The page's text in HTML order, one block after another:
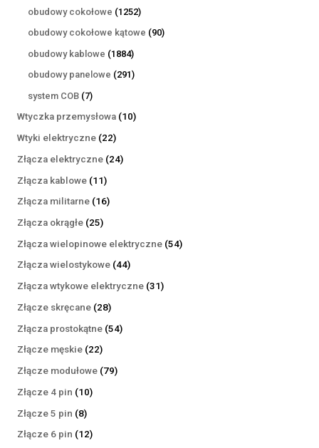
obudowy cokołowe 12521252
produkty
obudowy cokołowe kątowe 9090
obudowy kablowe 18841884
produkty
obudowy panelowe 291291
system COB 77
produktów
Wtyczka przemysłowa 1010
Wtyki elektryczne 2222
produkty
Złącza elektryczne 2424
Złącza kablowe 1111
produktów
Złącza militarne 1616
Złącza okrągłe 2525
produktów
Złącza wielopinowe elektryczne 5454
Złącza wielostykowe 4444
produkty
Złącza wtykowe elektryczne 3131
Złącze skręcane 2828
produktów
Złącza prostokątne 5454
Złącze męskie 2222
produkty
Złącze modułowe 7979
Złącze 4 pin 1010
Złącze 5 pin 88
produktów
Złącze 6 pin 1212